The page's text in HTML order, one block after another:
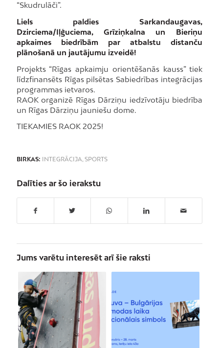
“Skudrulāči”.
Liels paldies Sarkandaugavas,
Dzirciema/Iļģuciema, Grīziņkalna un Bieriņu
apkaimes biedrībām par atbalstu distanču
plānošanā un jautājumu izveidē!
Projekts “Rīgas apkaimju orientēšanās kauss” tiek
līdzfinansēts Rīgas pilsētas Sabiedrības integrācijas
programmas ietvaros.
RAOK organizē Rīgas Dārziņu iedzīvotāju biedrība
un Rīgas Dārziņu jauniešu dome.
TIEKAMIES RAOK 2025!
BIRKAS: INTEGRĀCIJA, SPORTS
Dalīties ar šo ierakstu
Jums varētu interesēt arī šie raksti